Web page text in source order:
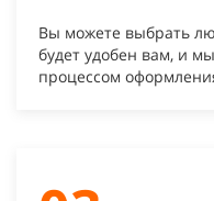
Вы можете выбрать
будет удобен вам, и
процессом